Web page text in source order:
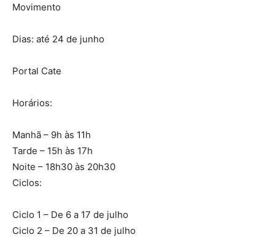
Movimento
Dias: até 24 de junho
Portal Cate
Horários:
Manhã – 9h às 11h
Tarde – 15h às 17h
Noite – 18h30 às 20h30
Ciclos:
Ciclo 1 – De 6 a 17 de julho
Ciclo 2 – De 20 a 31 de julho